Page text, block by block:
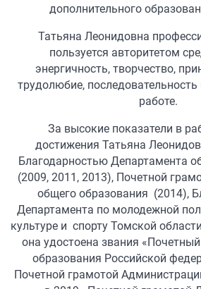
дополнительного
Татьяна Леонидовна
пользуется авторитетом
энергичность, творчество,
трудолюбие,
работе.
За высокие показатели в
достижения Татьяна
Благодарностью Департамента
(2009, 2011, 2013), Почетной
общего образования (2014),
Департамента по молодежной
культуре и спорту Томской
она удостоена звания
образования Российской
Почетной грамотой